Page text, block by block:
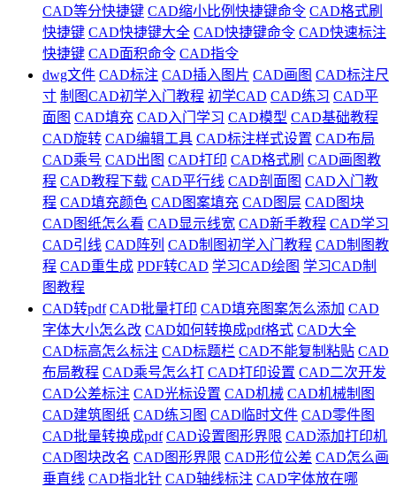
CAD等分快捷键 CAD缩小比例快捷键命令 CAD格式刷
快捷键 CAD快捷键大全 CAD快捷键命令 CAD快速标注
快捷键 CAD面积命令 CAD指令
dwg文件 CAD标注 CAD插入图片 CAD画图 CAD标注尺
寸 制图CAD初学入门教程 初学CAD CAD练习 CAD平
面图 CAD填充 CAD入门学习 CAD模型 CAD基础教程
CAD旋转 CAD编辑工具 CAD标注样式设置 CAD布局
CAD乘号 CAD出图 CAD打印 CAD格式刷 CAD画图教
程 CAD教程下载 CAD平行线 CAD剖面图 CAD入门教
程 CAD填充颜色 CAD图案填充 CAD图层 CAD图块
CAD图纸怎么看 CAD显示线宽 CAD新手教程 CAD学习
CAD引线 CAD阵列 CAD制图初学入门教程 CAD制图教
程 CAD重生成 PDF转CAD 学习CAD绘图 学习CAD制
图教程
CAD转pdf CAD批量打印 CAD填充图案怎么添加 CAD
字体大小怎么改 CAD如何转换成pdf格式 CAD大全
CAD标高怎么标注 CAD标题栏 CAD不能复制粘贴 CAD
布局教程 CAD乘号怎么打 CAD打印设置 CAD二次开发
CAD公差标注 CAD光标设置 CAD机械 CAD机械制图
CAD建筑图纸 CAD练习图 CAD临时文件 CAD零件图
CAD批量转换成pdf CAD设置图形界限 CAD添加打印机
CAD图块改名 CAD图形界限 CAD形位公差 CAD怎么画
垂直线 CAD指北针 CAD轴线标注 CAD字体放在哪